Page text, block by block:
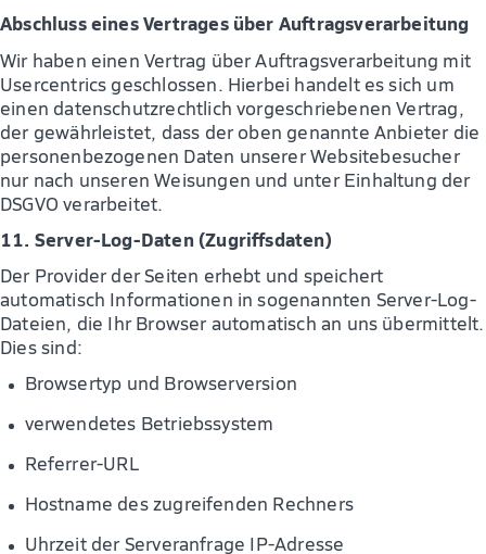
Abschluss eines Vertrages über Auftragsverarbeitung
Wir haben einen Vertrag über Auftragsverarbeitung mit
Usercentrics geschlossen. Hierbei handelt es sich um
einen datenschutzrechtlich vorgeschriebenen Vertrag,
der gewährleistet, dass der oben genannte Anbieter die
personenbezogenen Daten unserer Websitebesucher
nur nach unseren Weisungen und unter Einhaltung der
DSGVO verarbeitet.
11. Server-Log-Daten (Zugriffsdaten)
Der Provider der Seiten erhebt und speichert
automatisch Informationen in sogenannten Server-Log-
Dateien, die Ihr Browser automatisch an uns übermittelt.
Dies sind:
Browsertyp und Browserversion
verwendetes Betriebssystem
Referrer-URL
Hostname des zugreifenden Rechners
Uhrzeit der Serveranfrage IP-Adresse